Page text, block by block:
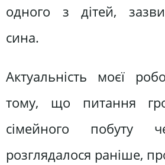
одного з дітей,
сина.
Актуальність моєї
тому, що питання
сімейного побуту
розглядалося раніше,